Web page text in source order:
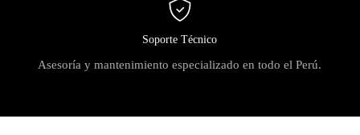
Soporte Técnico
Asesoría y mantenimiento especializado en todo el Perú.